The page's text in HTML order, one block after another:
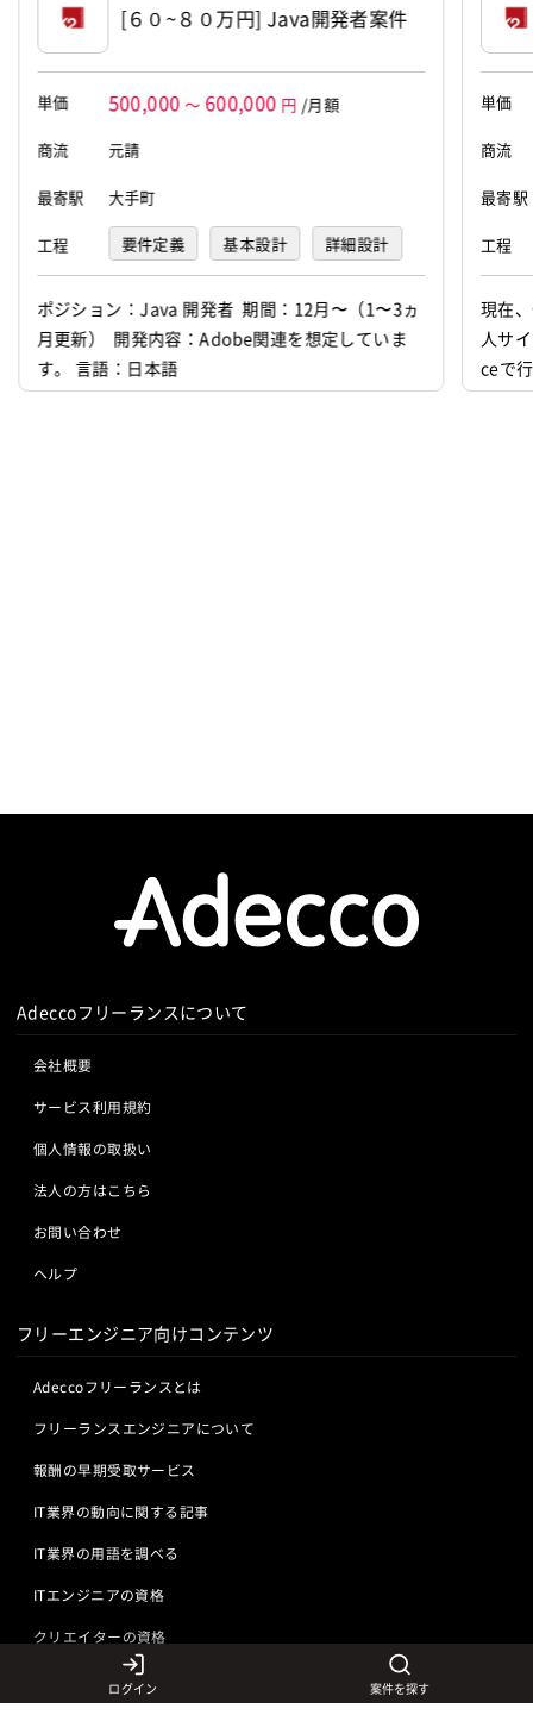
案件ID：664175
バックアップまで伴走します。
いても歓迎です。
フリーランスの方が長く気持ちよく働け
るための仕組みを整え続けていますので
心よりお待ちしております。
住所 渋谷区千駄ヶ谷4-1-8
代表者 久保 晃大
[６０~８０万円] Java開発者案件
単価 500,000 ～ 600,000 円 /月額
商流
元請
最寄駅 大手町
工程 要件定義 基本設計 詳細設計
ポジション：Java 開発者 期間：12月〜（1〜3ヵ
月更新） 開発内容：Adobe関連を想定していま
す。 言語：日本語
単価
商流
最寄駅
工程
現在
人サ
ceで
発者
Adeccoフリーランスについて
会社概要
サービス利用規約
個人情報の取扱い
法人の方はこちら
お問い合わせ
ヘルプ
フリーエンジニア向けコンテンツ
Adeccoフリーランスとは
フリーランスエンジニアについて
報酬の早期受取サービス
IT業界の動向に関する記事
IT業界の用語を調べる
ITエンジニアの資格
クリエイターの資格
言語から探す
ログイン 案件を探す